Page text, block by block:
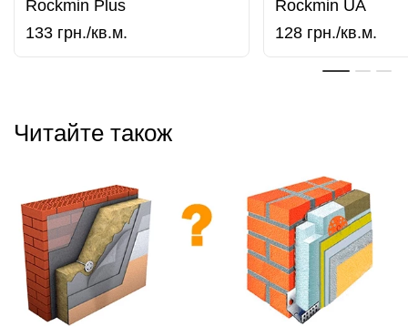
Rockmin Plus
133грн./кв.м.
Rockmin UA
128грн./кв.м.
Читайте також